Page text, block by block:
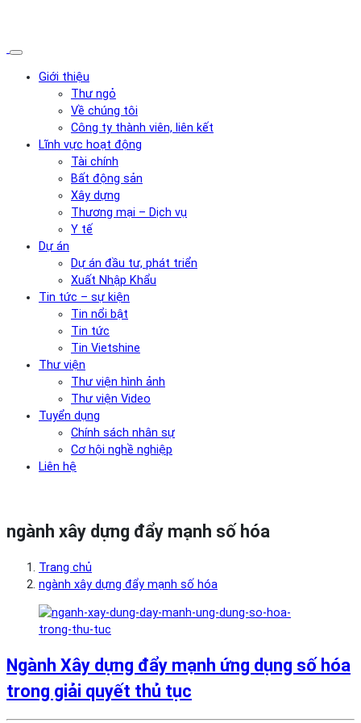
Giới thiệu
Thư ngỏ
Về chúng tôi
Công ty thành viên, liên kết
Lĩnh vực hoạt động
Tài chính
Bất động sản
Xây dựng
Thương mại – Dịch vụ
Y tế
Dự án
Dự án đầu tư, phát triển
Xuất Nhập Khẩu
Tin tức – sự kiện
Tin nổi bật
Tin tức
Tin Vietshine
Thư viện
Thư viện hình ảnh
Thư viện Video
Tuyển dụng
Chính sách nhân sự
Cơ hội nghề nghiệp
Liên hệ
ngành xây dựng đẩy mạnh số hóa
Trang chủ
ngành xây dựng đẩy mạnh số hóa
Ngành Xây dựng đẩy mạnh ứng dụng số hóa
trong giải quyết thủ tục